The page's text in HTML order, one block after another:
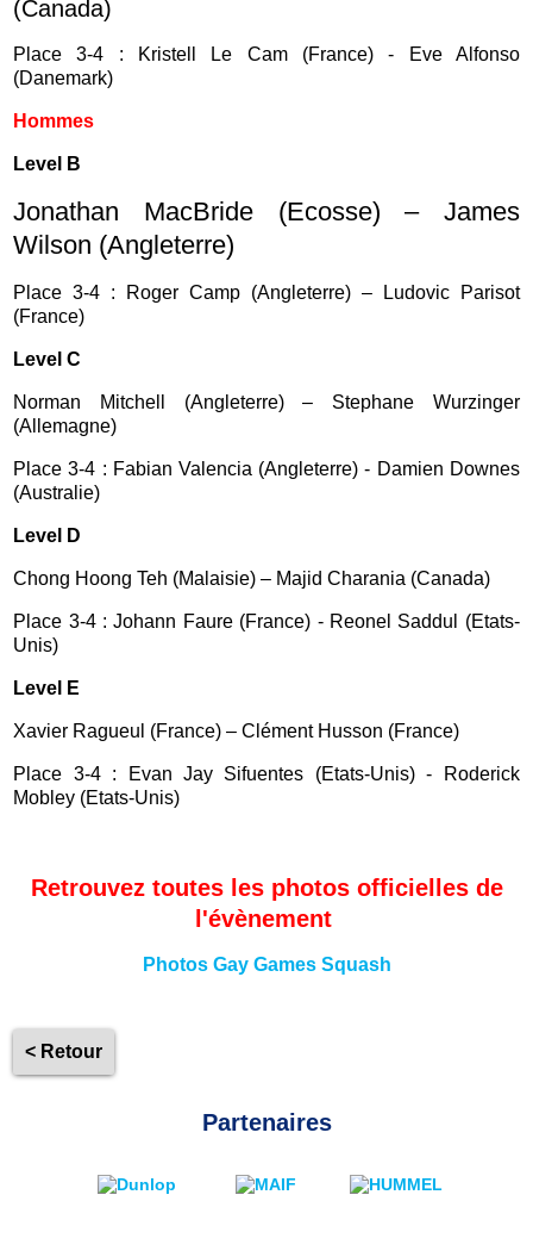
(Canada)
Place 3-4 : Kristell Le Cam (France) - Eve Alfonso
(Danemark)
Hommes
Level B
Jonathan MacBride (Ecosse) – James
Wilson (Angleterre)
Place 3-4 : Roger Camp (Angleterre) – Ludovic Parisot
(France)
Level C
Norman Mitchell (Angleterre) – Stephane Wurzinger
(Allemagne)
Place 3-4 : Fabian Valencia (Angleterre) - Damien Downes
(Australie)
Level D
Chong Hoong Teh (Malaisie) – Majid Charania (Canada)
Place 3-4 : Johann Faure (France) - Reonel Saddul (Etats-
Unis)
Level E
Xavier Ragueul (France) – Clément Husson (France)
Place 3-4 : Evan Jay Sifuentes (Etats-Unis) - Roderick
Mobley (Etats-Unis)
Retrouvez toutes les photos officielles de
l'évènement
Photos Gay Games Squash
< Retour
Partenaires